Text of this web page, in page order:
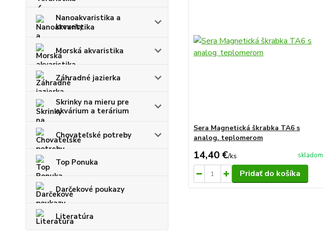
Nanoakvaristika a
krevety
Morská akvaristika
Záhradné jazierka
Skrinky na mieru pre
akvárium a terárium
Chovateľské potreby
Top Ponuka
Darčekové poukazy
Literatúra
Sera Magnetická škrabka TA6 s
analog. teplomerom
14,40 €/ks skladom
Pridať do košíka